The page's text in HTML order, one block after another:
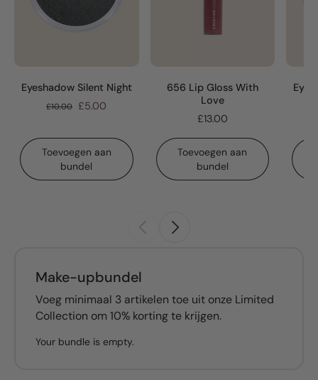
Eyeshadow Silent Night
£10.00 £5.00
Toevoegen aan
bundel
656 Lip Gloss With
Love
£13.00
Toevoegen aan
bundel
Make-upbundel
Voeg minimaal 3 artikelen toe uit onze Limited
Collection om 10% korting te krijgen.
Your bundle is empty.